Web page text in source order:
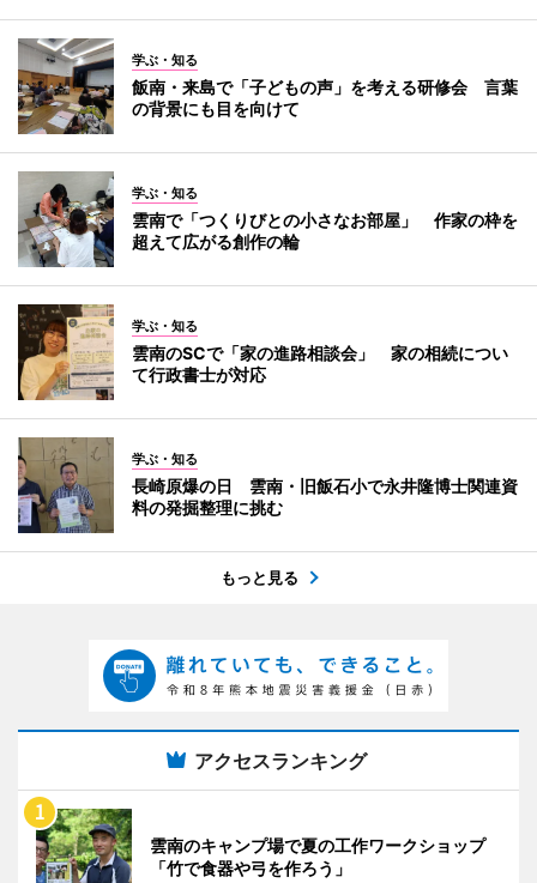
学ぶ・知る
飯南・来島で「子どもの声」を考える研修会 言葉
の背景にも目を向けて
学ぶ・知る
雲南で「つくりびとの小さなお部屋」 作家の枠を
超えて広がる創作の輪
学ぶ・知る
雲南のSCで「家の進路相談会」 家の相続につい
て行政書士が対応
学ぶ・知る
長崎原爆の日 雲南・旧飯石小で永井隆博士関連資
料の発掘整理に挑む
もっと見る
アクセスランキング
雲南のキャンプ場で夏の工作ワークショップ
「竹で食器や弓を作ろう」